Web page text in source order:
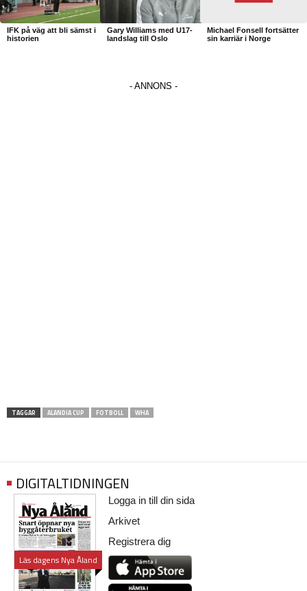
IFK på väg att bli sämst i
historien
Gary Williams med U17-
landslag till Oslo
Michael Fonsell fortsätter
sin karriär i Norge
TAGGAR ALANDIA CUP FOTBOLL WHA
DIGITALTIDNINGEN
Läs dagens Nya Åland
Logga in till din sida
Arkivet
Registrera dig